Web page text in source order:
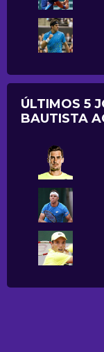
ÚLTIMOS 5
BAUTISTA